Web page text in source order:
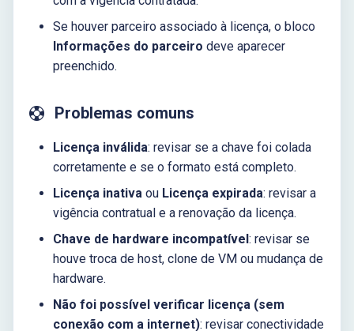
Se houver parceiro associado à licença, o bloco
Informações do parceiro deve aparecer
preenchido.
Problemas comuns
Licença inválida: revisar se a chave foi colada
corretamente e se o formato está completo.
Licença inativa ou Licença expirada: revisar a
vigência contratual e a renovação da licença.
Chave de hardware incompatível : revisar se
houve troca de host, clone de VM ou mudança de
hardware.
Não foi possível verificar licença (sem
conexão com a internet): revisar conectividade